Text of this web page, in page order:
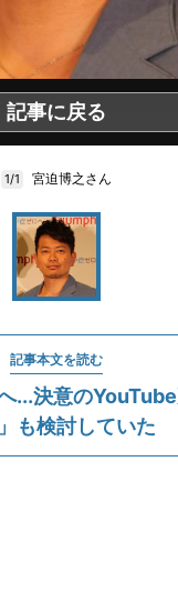
記事に戻る
1/1 宮迫博之さん
記事本文を読む
...決意の
も検討していた